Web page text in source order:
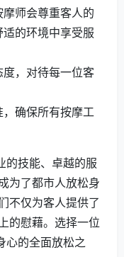
师会尊重客人的
的环境中享受服
，对待每一位客
确保所有按摩工
的技能、卓越的服
为了都市人放松身
不仅为客人提供了
的慰藉。选择一位
心的全面放松之